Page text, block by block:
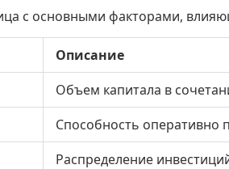
с основными факторами,
Описание
Объем капитала в
Способность оперативно
Распределение